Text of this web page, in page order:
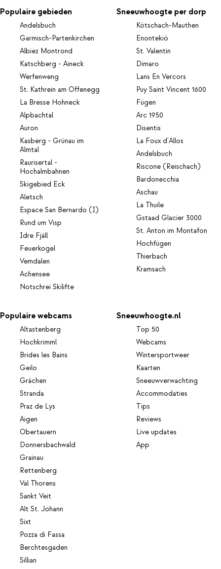
Populaire gebieden
Andelsbuch
Garmisch-Partenkirchen
Albiez Montrond
Katschberg - Aineck
Werfenweng
St. Kathrein am Offenegg
La Bresse Hohneck
Alpbachtal
Auron
Kasberg - Grünau im
Almtal
Raurisertal -
Hochalmbahnen
Skigebied Eck
Aletsch
Espace San Bernardo (I)
Rund um Visp
Idre Fjäll
Feuerkogel
Vemdalen
Achensee
Notschrei Skilifte
Sneeuwhoogte per dorp
Kötschach-Mauthen
Enontekiö
St. Valentin
Dimaro
Lans En Vercors
Puy Saint Vincent 1600
Fügen
Arc 1950
Disentis
La Foux d'Allos
Andelsbuch
Riscone (Reischach)
Bardonecchia
Aschau
La Thuile
Gstaad Glacier 3000
St. Anton im Montafon
Hochfügen
Thierbach
Kramsach
Populaire webcams
Altastenberg
Hochkrimml
Brides les Bains
Geilo
Grächen
Stranda
Praz de Lys
Aigen
Obertauern
Donnersbachwald
Grainau
Rettenberg
Val Thorens
Sankt Veit
Alt St. Johann
Sixt
Pozza di Fassa
Berchtesgaden
Sillian
Sneeuwhoogte.nl
Top 50
Webcams
Wintersportweer
Kaarten
Sneeuwverwachting
Accommodaties
Tips
Reviews
Live updates
App